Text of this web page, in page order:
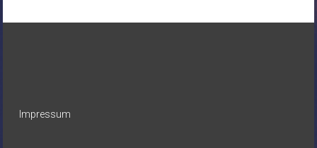
Impressum